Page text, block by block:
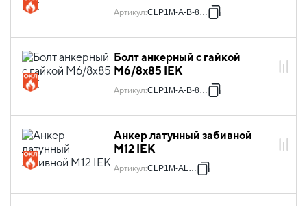
Артикул:CLP1M-A-B-8-40
Болт анкерный с гайкой
М6/8х85 IEK
Артикул:CLP1M-A-B-8-85
Анкер латунный забивной
М12 IEK
Артикул:CLP1M-AL-12